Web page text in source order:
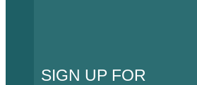
SIGN UP FOR